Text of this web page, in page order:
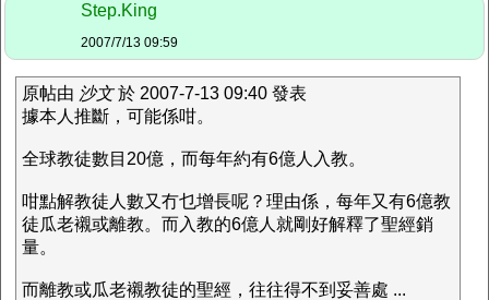
Step.King
2007/7/13 09:59
原帖由 沙文於 2007-7-13 09:40 發表
據本人推斷，可能係咁。
全球教徒數目20億，而每年約有6億人入教。
咁點解教徒人數又冇乜增長呢？理由係，每年又有6億教
徒瓜老襯或離教。而入教的6億人就剛好解釋了聖經銷
量。
而離教或瓜老襯教徒的聖經，往往得不到妥善處 ...